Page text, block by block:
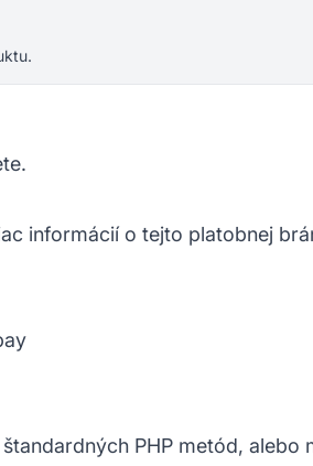
informácií o tejto platobnej
PHP metód,